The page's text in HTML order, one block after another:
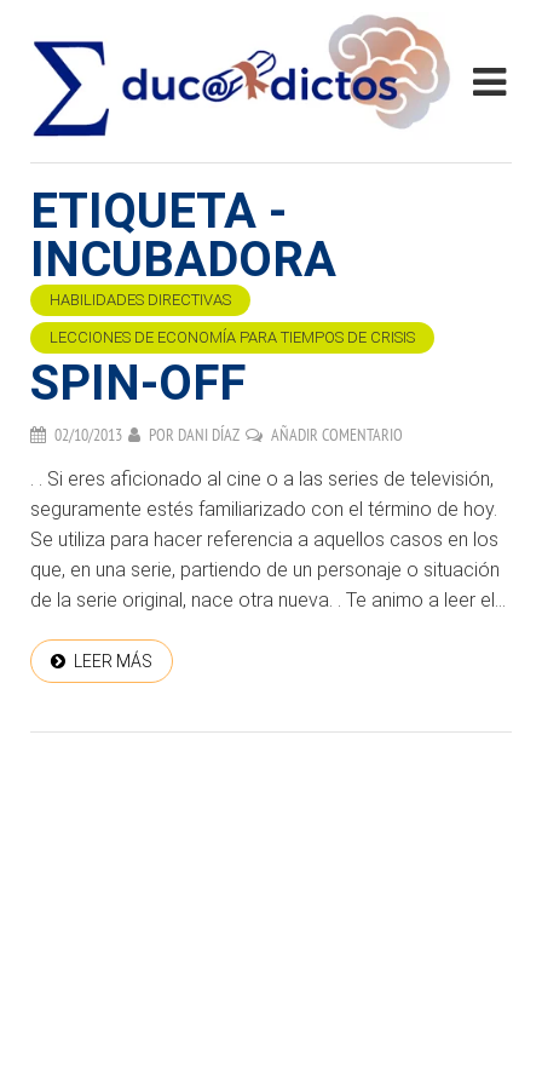
ETIQUETA -
INCUBADORA
HABILIDADES DIRECTIVAS
LECCIONES DE ECONOMÍA PARA TIEMPOS DE CRISIS
SPIN-OFF
02/10/2013 POR DANI DÍAZ AÑADIR COMENTARIO
. . Si eres aficionado al cine o a las series de televisión,
seguramente estés familiarizado con el término de hoy.
Se utiliza para hacer referencia a aquellos casos en los
que, en una serie, partiendo de un personaje o situación
de la serie original, nace otra nueva. . Te animo a leer el...
LEER MÁS